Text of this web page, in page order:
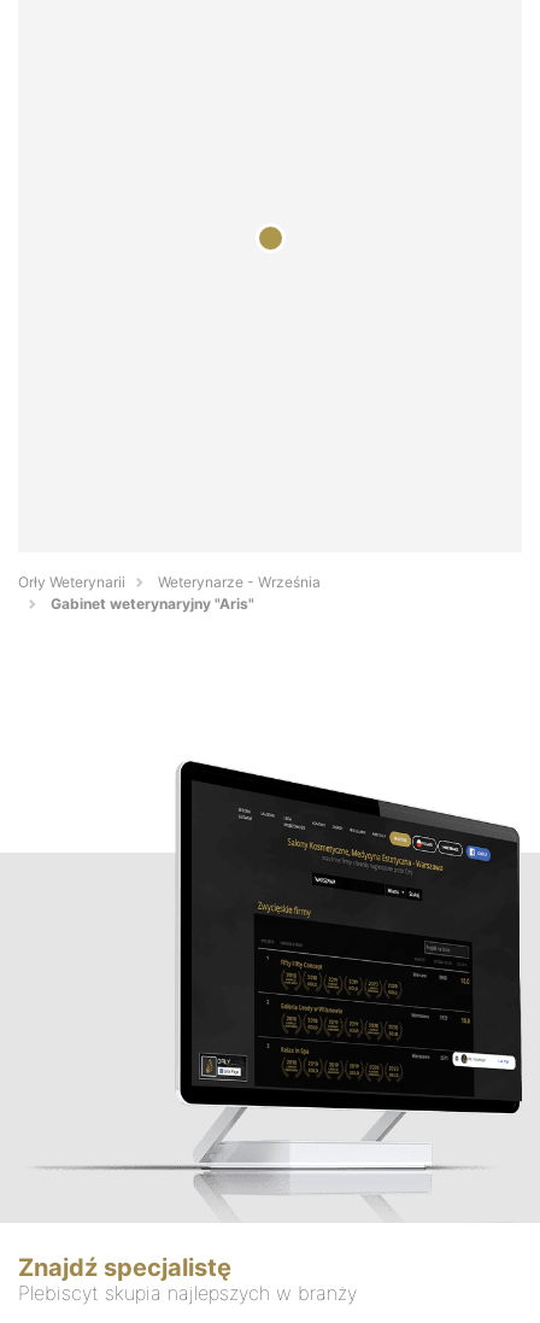
Orły Weterynarii
Weterynarze - Września
Gabinet weterynaryjny "Aris"
Znajdź specjalistę
Plebiscyt skupia najlepszych w branży